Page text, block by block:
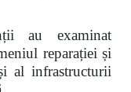
au examinat
reparației și
al infrastructurii